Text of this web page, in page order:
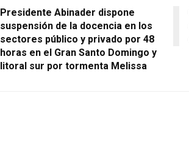
Presidente Abinader dispone
suspensión de la docencia en los
sectores público y privado por 48
horas en el Gran Santo Domingo y
litoral sur por tormenta Melissa